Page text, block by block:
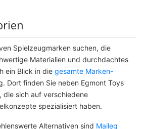
Spielzeugmarken suchen, die
Materialien und durchdachtes
ein Blick in die gesamte Marken-
Dort finden Sie neben Egmont Toys
die sich auf verschiedene
spezialisiert haben.
Alternativen sind Maileg